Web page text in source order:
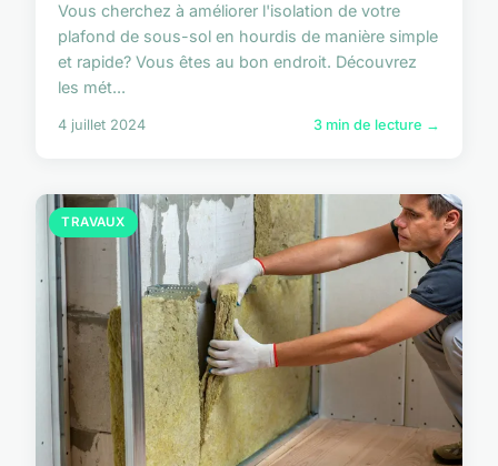
Vous cherchez à améliorer l'isolation de votre
plafond de sous-sol en hourdis de manière simple
et rapide? Vous êtes au bon endroit. Découvrez
les mét...
4 juillet 2024 3 min de lecture →
TRAVAUX